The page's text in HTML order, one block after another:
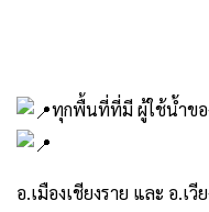
ทุกพื้นที่ที่มี ผู้ใช้น้ำขอ
อ.เมืองเชียงราย และ อ.เวี